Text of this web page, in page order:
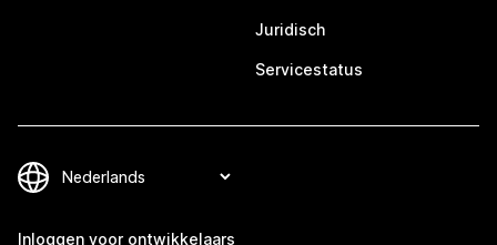
Juridisch
Servicestatus
Inloggen voor ontwikkelaars